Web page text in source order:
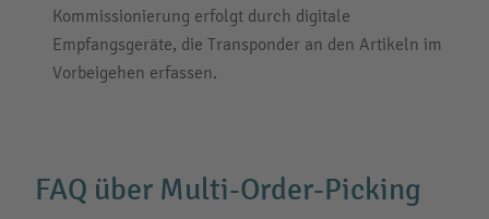
Kommissionierung erfolgt durch digitale
Empfangsgeräte, die Transponder an den Artikeln im
Vorbeigehen erfassen.
FAQ über Multi-Order-Picking